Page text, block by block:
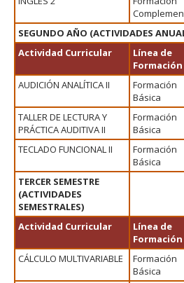
SEGUNDO AÑO (ACTIVIDADES
Actividad Curricular
Línea de
Formación
AUDICIÓN ANALÍTICA II
Formación
Básica
TALLER DE LECTURA Y
PRÁCTICA AUDITIVA II
Formación
Básica
TECLADO FUNCIONAL II
Formación
Básica
TERCER SEMESTRE
(ACTIVIDADES
SEMESTRALES)
Actividad Curricular
Línea de
Formación
CÁLCULO MULTIVARIABLE
Formación
Básica